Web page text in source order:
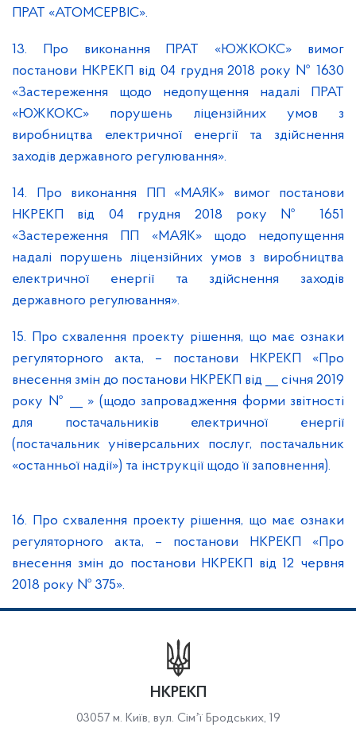
ПРАТ «АТОМСЕРВІС».
13. Про виконання ПРАТ «ЮЖКОКС» вимог
постанови НКРЕКП від 04 грудня 2018 року № 1630
«Застереження щодо недопущення надалі ПРАТ
«ЮЖКОКС» порушень ліцензійних умов з
виробництва електричної енергії та здійснення
заходів державного регулювання».
14. Про виконання ПП «МАЯК» вимог постанови
НКРЕКП від 04 грудня 2018 року № 1651
«Застереження ПП «МАЯК» щодо недопущення
надалі порушень ліцензійних умов з виробництва
електричної енергії та здійснення заходів
державного регулювання».
15. Про схвалення проекту рішення, що має ознаки
регуляторного акта, – постанови НКРЕКП «Про
внесення змін до постанови НКРЕКП від __ січня 2019
року № __ » (щодо запровадження форми звітності
для постачальників електричної енергії
(постачальник універсальних послуг, постачальник
«останньої надії») та інструкції щодо її заповнення).
16. Про схвалення проекту рішення, що має ознаки
регуляторного акта, – постанови НКРЕКП «Про
внесення змін до постанови НКРЕКП від 12 червня
2018 року № 375».
НКРЕКП
03057 м. Київ, вул. Сімʼї Бродських, 19